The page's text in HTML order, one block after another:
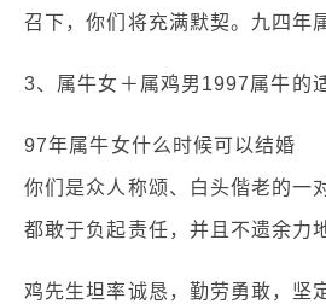
召下，你们将充满默契。九四年
3、属牛女＋属鸡男1997属牛的
97年属牛女什么时候可以结婚
你们是众人称颂、白头偕老的一
都敢于负起责任，并且不遗余力
鸡先生坦率诚恳，勤劳勇敢，坚